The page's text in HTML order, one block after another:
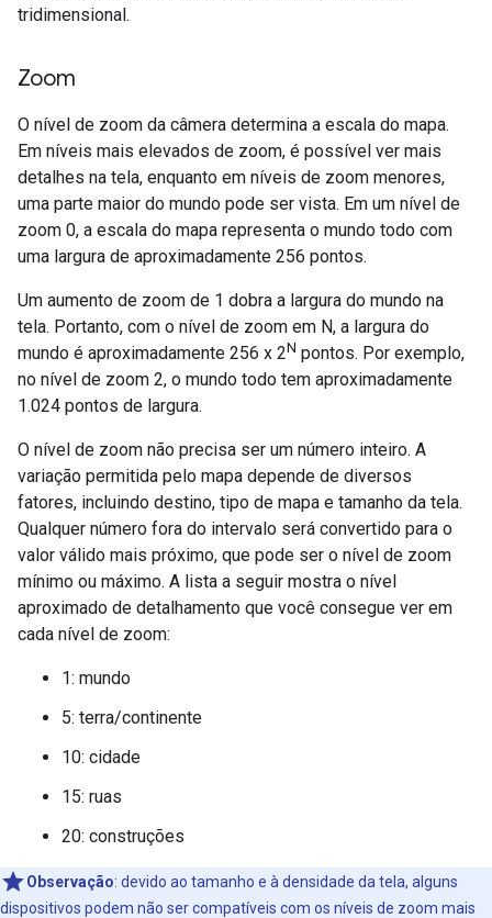
tridimensional.
Zoom
O nível de zoom da câmera determina a escala do mapa.
Em níveis mais elevados de zoom, é possível ver mais
detalhes na tela, enquanto em níveis de zoom menores,
uma parte maior do mundo pode ser vista. Em um nível de
zoom 0, a escala do mapa representa o mundo todo com
uma largura de aproximadamente 256 pontos.
Um aumento de zoom de 1 dobra a largura do mundo na
tela. Portanto, com o nível de zoom em N, a largura do
mundo é aproximadamente 256 x 2N pontos. Por exemplo,
no nível de zoom 2, o mundo todo tem aproximadamente
1.024 pontos de largura.
O nível de zoom não precisa ser um número inteiro. A
variação permitida pelo mapa depende de diversos
fatores, incluindo destino, tipo de mapa e tamanho da tela.
Qualquer número fora do intervalo será convertido para o
valor válido mais próximo, que pode ser o nível de zoom
mínimo ou máximo. A lista a seguir mostra o nível
aproximado de detalhamento que você consegue ver em
cada nível de zoom:
1: mundo
5: terra/continente
10: cidade
15: ruas
20: construções
Observação: devido ao tamanho e à densidade da tela, alguns
dispositivos podem não ser compatíveis com os níveis de zoom mais